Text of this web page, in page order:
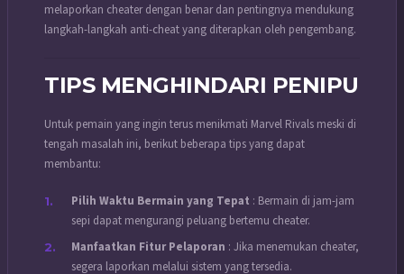
melaporkan cheater dengan benar dan pentingnya mendukung
langkah-langkah anti-cheat yang diterapkan oleh pengembang.
TIPS MENGHINDARI PENIPU
Untuk pemain yang ingin terus menikmati Marvel Rivals meski di
tengah masalah ini, berikut beberapa tips yang dapat
membantu:
Pilih Waktu Bermain yang Tepat : Bermain di jam-jam
sepi dapat mengurangi peluang bertemu cheater.
Manfaatkan Fitur Pelaporan : Jika menemukan cheater,
segera laporkan melalui sistem yang tersedia.